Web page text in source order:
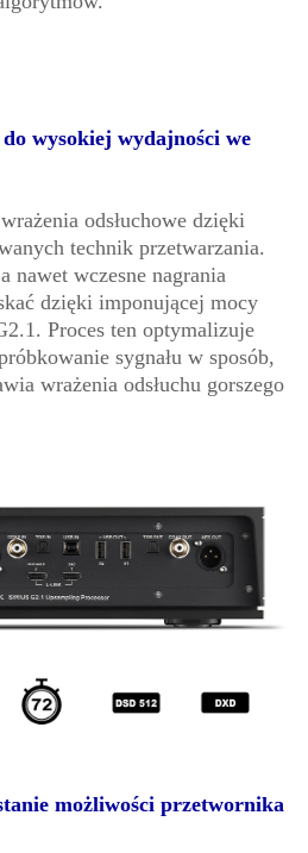
wysokiej wydajności we
odsłuchowe dzięki
technik przetwarzania.
nawet wczesne nagrania
dzięki imponującej mocy
Proces ten optymalizuje
sygnału w sposób,
wrażenia odsłuchu gorszego
możliwości przetwornika